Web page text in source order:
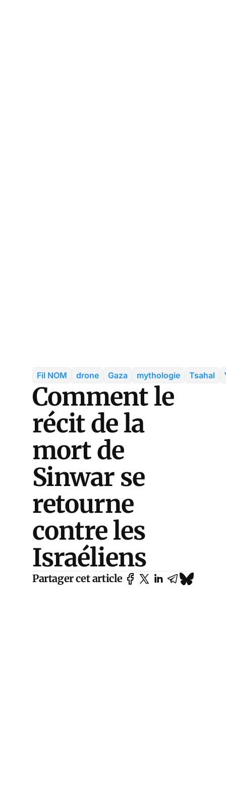
Fil NOM drone Gaza mythologie Tsahal
Comment le
récit de la
mort de
Sinwar se
retourne
contre les
Israéliens
Partager cet article